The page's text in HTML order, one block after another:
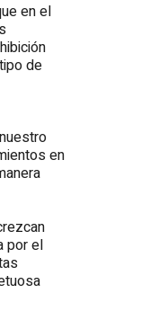
en el
de
en
por el